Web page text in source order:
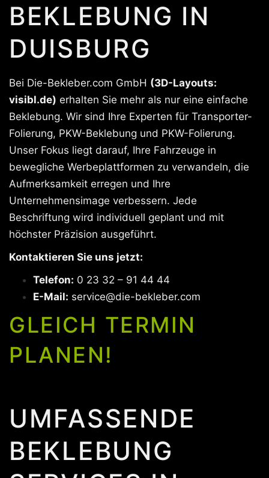
BEKLEBUNG IN
DUISBURG
Bei Die-Bekleber.com GmbH (3D-Layouts:
visibl.de) erhalten Sie mehr als nur eine einfache
Beklebung. Wir sind Ihre Experten für Transporter-
Folierung, PKW-Beklebung und PKW-Folierung.
Unser Fokus liegt darauf, Ihre Fahrzeuge in
bewegliche Werbeplattformen zu verwandeln, die
Aufmerksamkeit erregen und Ihre
Unternehmensimage verbessern. Jede
Beschriftung wird individuell geplant und mit
höchster Präzision ausgeführt.
Kontaktieren Sie uns jetzt:
Telefon: 0 23 32 – 91 44 44
E-Mail: service@die-bekleber.com
GLEICH TERMIN
PLANEN!
UMFASSENDE
BEKLEBUNG